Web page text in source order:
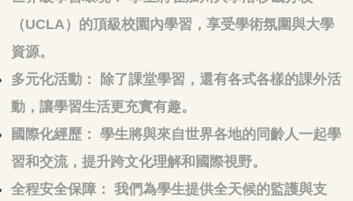
（UCLA）的頂級校園內學習，享受學術氛圍與大學
資源。
多元化活動： 除了課堂學習，還有各式各樣的課外活
動，讓學習生活更充實有趣。
國際化經歷： 學生將與來自世界各地的同齡人一起學
習和交流，提升跨文化理解和國際視野。
全程安全保障： 我們為學生提供全天候的監護與支